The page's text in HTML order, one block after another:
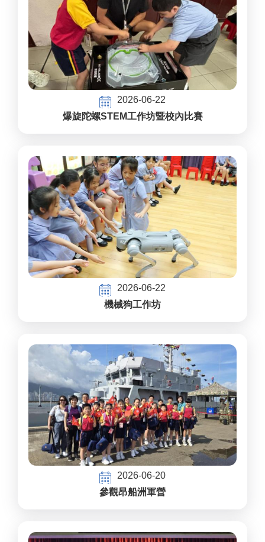
2026-06-22
爆旋陀螺STEM工作坊暨校內比賽
2026-06-22
機械狗工作坊
2026-06-20
參觀昂船洲軍營